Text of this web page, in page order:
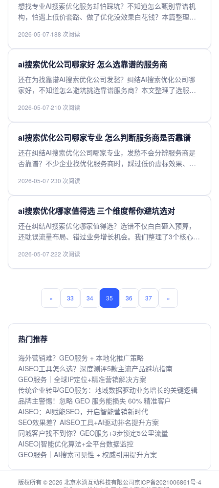
想找专业AI搜索优化服务却怕踩坑？不知道怎么甄别靠谱机
构，怕遇上低价套路、做了优化没效果白花钱？本篇整理了
往案例、效果保障到收费模式，全维度帮你避坑，轻松选到
适配需求、能真正提升搜索排名、拿到流量转化的专业服务
机构，快来了解。
2026-05-07·188 次阅读
ai搜索优化公司哪家好 怎么选靠谱的服务商
还在为找靠谱AI搜索优化公司发愁？纠结AI搜索优化公司哪
家好，不知道怎么避坑挑选靠谱服务商？本文整理了选服务
后保障全拆解，帮你快速筛掉不靠谱机构，找到高适配的AI
搜索优化团队，少花冤枉钱，更快拿到稳定优化排名效果，
快来查看这份实用干货。
2026-05-07·210 次阅读
ai搜索优化公司哪家专业 怎么判断服务商是否靠谱
还在纠结AI搜索优化公司哪家专业，发愁不会分辨服务商是
否靠谱？不少企业找优化服务商时，踩过低价虚标效果、交
选维度，拆解行业选型隐形陷阱，帮你快速分辨服务商真实
实力，避开选型弯路，轻松找到适配需求的靠谱合作方，想
要拿到稳定优质的搜索优化效果？点进来看干货详情。
2026-05-07·230 次阅读
ai搜索优化哪家值得选 三个维度帮你避坑选对
还在纠结AI搜索优化哪家值得选？选错不仅白白砸入预算，
还耽误流量布局、错过业务增长机会。我们整理了3个核心维
避开低价陷阱、效果虚标、适配性差这些常见坑，轻松选到
适配自身需求、效果靠谱的AI搜索优化服务商，帮你少走弯
2026-05-07·222 次阅读
« 33 34 35 36 37 »
热门推荐
海外营销难？GEO服务 + 本地化推广策略
AISEO工具怎么选？深度测评5款主流产品避坑指南
GEO服务｜全球IP定位+精准营销解决方案
传统企业转型GEO服务：地域数据驱动业务增长的关键逻辑
品牌主警惕！忽略 GEO 服务能损失 60% 精准客户
AISEO：AI赋能SEO，开启智能营销新时代
SEO效果差？AISEO工具+AI驱动排名提升方案
同城客户找不到你？GEO服务+3步锁定5公里流量
AISEO|智能优化算法+全平台数据监控
GEO服务｜AI搜索可见性 + 权威引用提升方案
版权所有 © 2026 北京水滴互动科技有限公司京ICP备2021006861号-4